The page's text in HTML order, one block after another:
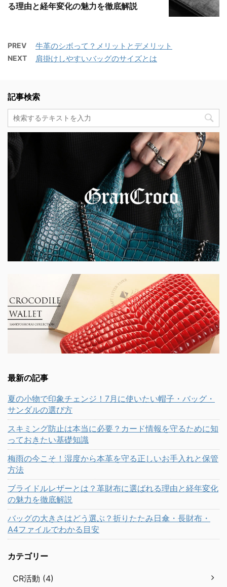
る理由と経年変化の魅力を徹底解説
PREV 牛革のシボって？メリットとデメリット
NEXT 肩掛けしやすいバッグのサイズとは
記事検索
最新の記事
夏の小物で印象チェンジ！7月に使いたい帽子・バッグ・
サンダルの選び方
スキミング防止は本当に必要？カード情報を守るために知
っておきたい基礎知識
梅雨の今こそ！湿度から本革を守る正しいお手入れと保管
方法
ブライドルレザーとは？革財布に選ばれる理由と経年変化
の魅力を徹底解説
バッグの大きさはどう選ぶ？折りたたみ日傘・長財布・
A4ファイルでわかる目安
カテゴリー
CR活動 (4)